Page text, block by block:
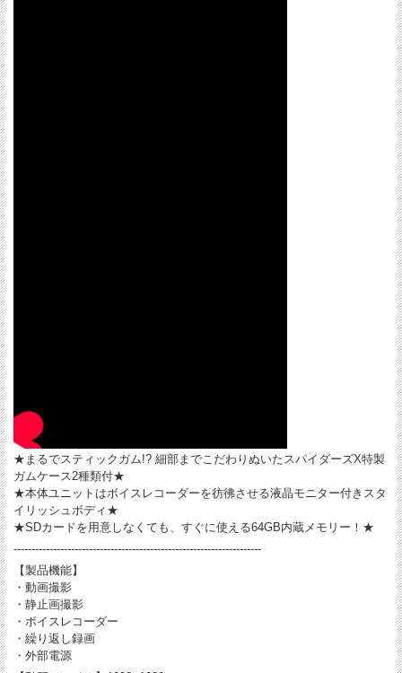
★まるでスティックガム!? 細部までこだわりぬいたスパイダーズX特製
ガムケース2種類付★
★本体ユニットはボイスレコーダーを彷彿させる液晶モニター付きスタ
イリッシュボディ★
★SDカードを用意しなくても、すぐに使える64GB内蔵メモリー！★
---------------------------------------------------------------------
【製品機能】
・動画撮影
・静止画撮影
・ボイスレコーダー
・繰り返し録画
・外部電源